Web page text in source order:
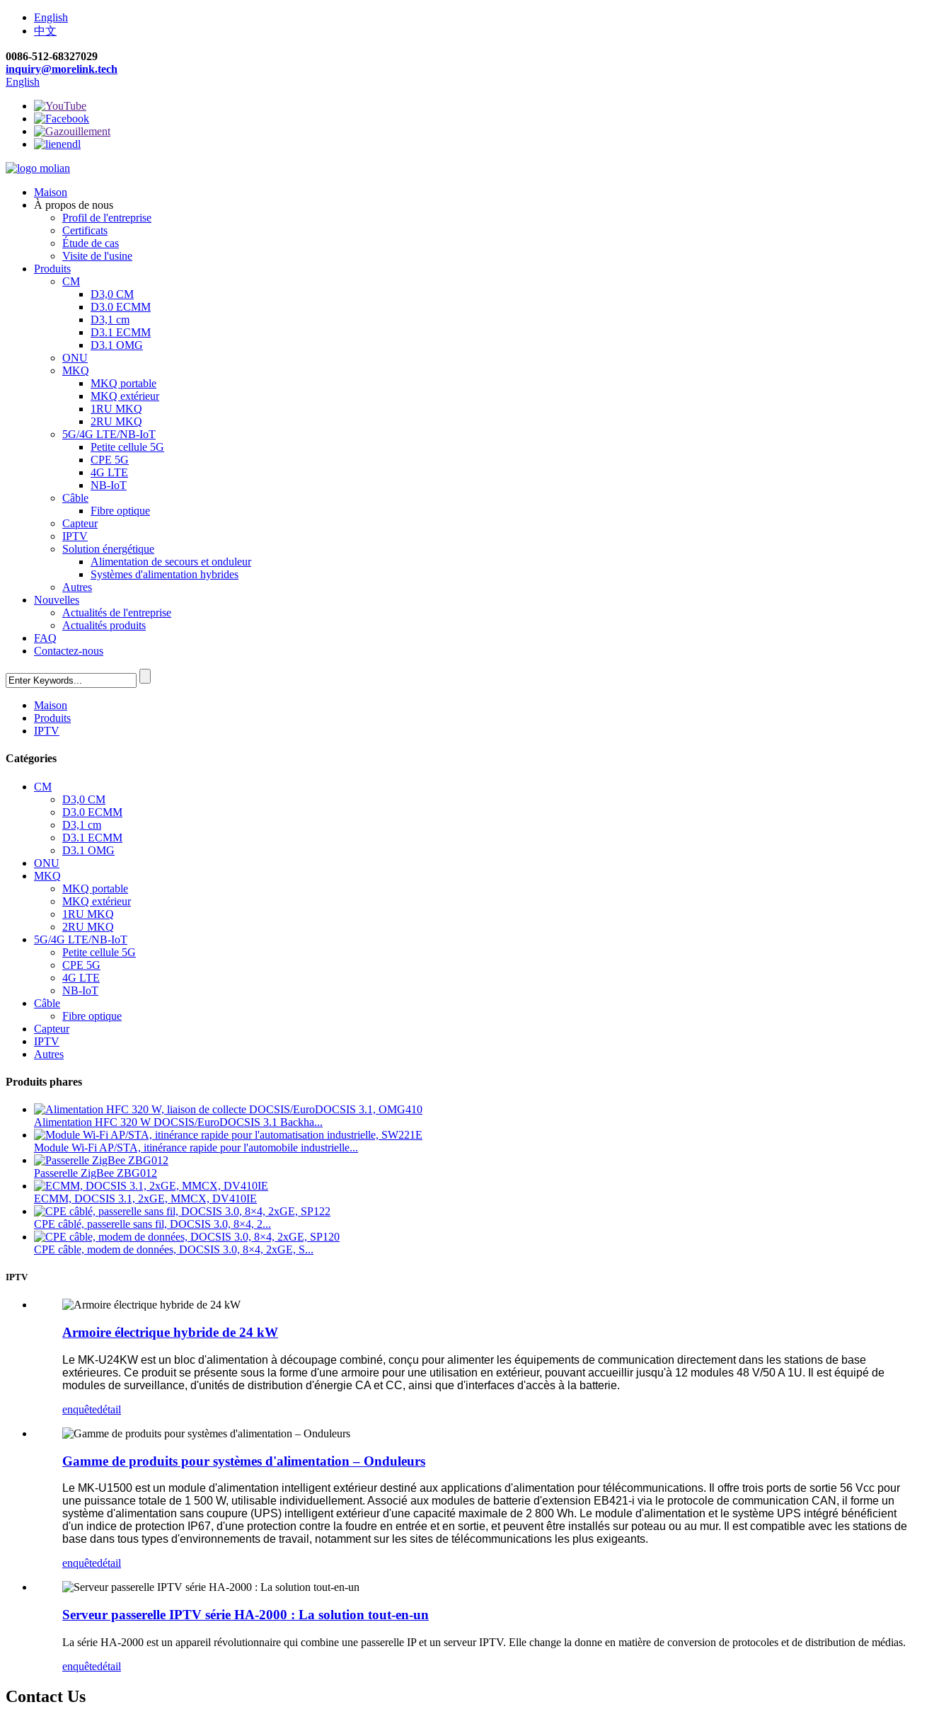
English
中文
0086-512-68327029
inquiry@morelink.tech
English
Maison
À propos de nous
Profil de l'entreprise
Certificats
Étude de cas
Visite de l'usine
Produits
CM
D3,0 CM
D3.0 ECMM
D3,1 cm
D3.1 ECMM
D3.1 OMG
ONU
MKQ
MKQ portable
MKQ extérieur
1RU MKQ
2RU MKQ
5G/4G LTE/NB-IoT
Petite cellule 5G
CPE 5G
4G LTE
NB-IoT
Câble
Fibre optique
Capteur
IPTV
Solution énergétique
Alimentation de secours et onduleur
Systèmes d'alimentation hybrides
Autres
Nouvelles
Actualités de l'entreprise
Actualités produits
FAQ
Contactez-nous
Maison
Produits
IPTV
Catégories
CM
D3,0 CM
D3.0 ECMM
D3,1 cm
D3.1 ECMM
D3.1 OMG
ONU
MKQ
MKQ portable
MKQ extérieur
1RU MKQ
2RU MKQ
5G/4G LTE/NB-IoT
Petite cellule 5G
CPE 5G
4G LTE
NB-IoT
Câble
Fibre optique
Capteur
IPTV
Autres
Produits phares
Alimentation HFC 320 W DOCSIS/EuroDOCSIS 3.1 Backha...
Module Wi-Fi AP/STA, itinérance rapide pour l'automobile industrielle...
Passerelle ZigBee ZBG012
ECMM, DOCSIS 3.1, 2xGE, MMCX, DV410IE
CPE câblé, passerelle sans fil, DOCSIS 3.0, 8×4, 2...
CPE câble, modem de données, DOCSIS 3.0, 8×4, 2xGE, S...
IPTV
Armoire électrique hybride de 24 kW
Le MK-U24KW est un bloc d'alimentation à découpage combiné, conçu pour alimenter les équipements de communication directement dans les stations de base
extérieures. Ce produit se présente sous la forme d'une armoire pour une utilisation en extérieur, pouvant accueillir jusqu'à 12 modules 48 V/50 A 1U. Il est équipé de
modules de surveillance, d'unités de distribution d'énergie CA et CC, ainsi que d'interfaces d'accès à la batterie.
enquêtedétail
Gamme de produits pour systèmes d'alimentation – Onduleurs
Le MK-U1500 est un module d'alimentation intelligent extérieur destiné aux applications d'alimentation pour télécommunications. Il offre trois ports de sortie 56 Vcc pour
une puissance totale de 1 500 W, utilisable individuellement. Associé aux modules de batterie d'extension EB421-i via le protocole de communication CAN, il forme un
système d'alimentation sans coupure (UPS) intelligent extérieur d'une capacité maximale de 2 800 Wh. Le module d'alimentation et le système UPS intégré bénéficient
d'un indice de protection IP67, d'une protection contre la foudre en entrée et en sortie, et peuvent être installés sur poteau ou au mur. Il est compatible avec les stations de
base dans tous types d'environnements de travail, notamment sur les sites de télécommunications les plus exigeants.
enquêtedétail
Serveur passerelle IPTV série HA-2000 : La solution tout-en-un
La série HA-2000 est un appareil révolutionnaire qui combine une passerelle IP et un serveur IPTV. Elle change la donne en matière de conversion de protocoles et de distribution de médias.
enquêtedétail
Contact Us